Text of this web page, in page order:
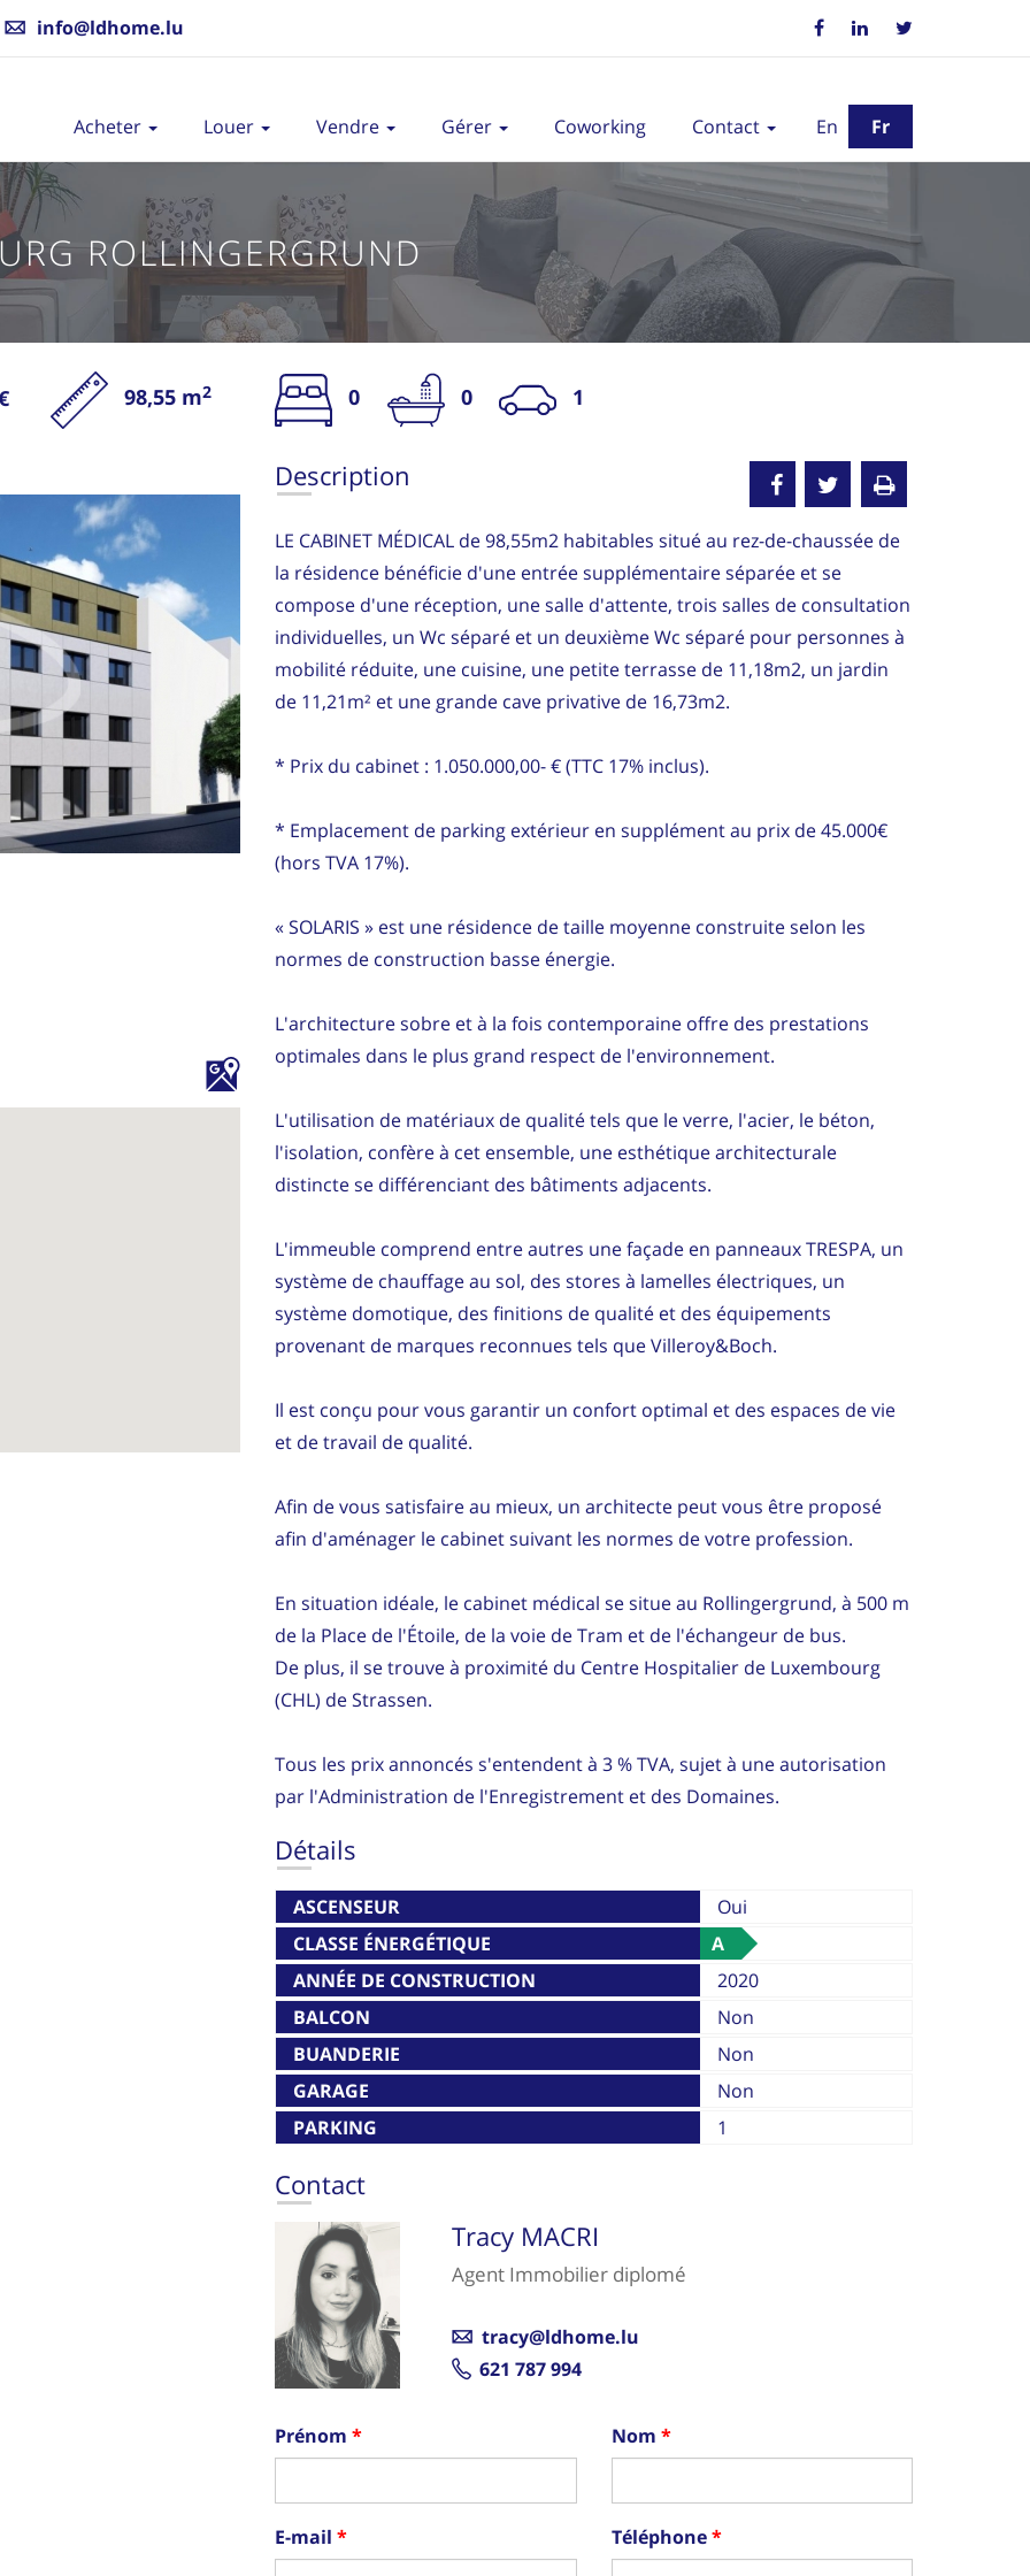
info@ldhome.lu
En Fr
Acheter Louer Vendre Gérer Coworking Contact
ROLLINGERGRUND
98,55 m2 0 0 1
Description
LE CABINET MÉDICAL de 98,55m2 habitables situé au rez-de-chaussée de
la résidence bénéficie d'une entrée supplémentaire séparée et se
compose d'une réception, une salle d'attente, trois salles de consultation
individuelles, un Wc séparé et un deuxième Wc séparé pour personnes à
mobilité réduite, une cuisine, une petite terrasse de 11,18m2, un jardin
de 11,21m² et une grande cave privative de 16,73m2.
* Prix du cabinet : 1.050.000,00- € (TTC 17% inclus).
* Emplacement de parking extérieur en supplément au prix de 45.000€
(hors TVA 17%).
« SOLARIS » est une résidence de taille moyenne construite selon les
normes de construction basse énergie.
L'architecture sobre et à la fois contemporaine offre des prestations
optimales dans le plus grand respect de l'environnement.
L'utilisation de matériaux de qualité tels que le verre, l'acier, le béton,
l'isolation, confère à cet ensemble, une esthétique architecturale
distincte se différenciant des bâtiments adjacents.
L'immeuble comprend entre autres une façade en panneaux TRESPA, un
système de chauffage au sol, des stores à lamelles électriques, un
système domotique, des finitions de qualité et des équipements
provenant de marques reconnues tels que Villeroy&Boch.
Il est conçu pour vous garantir un confort optimal et des espaces de vie
et de travail de qualité.
Afin de vous satisfaire au mieux, un architecte peut vous être proposé
afin d'aménager le cabinet suivant les normes de votre profession.
En situation idéale, le cabinet médical se situe au Rollingergrund, à 500 m
de la Place de l'Étoile, de la voie de Tram et de l'échangeur de bus.
De plus, il se trouve à proximité du Centre Hospitalier de Luxembourg
(CHL) de Strassen.
Tous les prix annoncés s'entendent à 3 % TVA, sujet à une autorisation
par l'Administration de l'Enregistrement et des Domaines.
Détails
ASCENSEUR
Oui
CLASSE ÉNERGÉTIQUE
A
ANNÉE DE CONSTRUCTION
2020
BALCON
Non
BUANDERIE
Non
GARAGE
Non
PARKING
1
Contact
Tracy MACRI
Agent Immobilier diplomé
tracy@ldhome.lu
621 787 994
Prénom Nom
E-mail Téléphone